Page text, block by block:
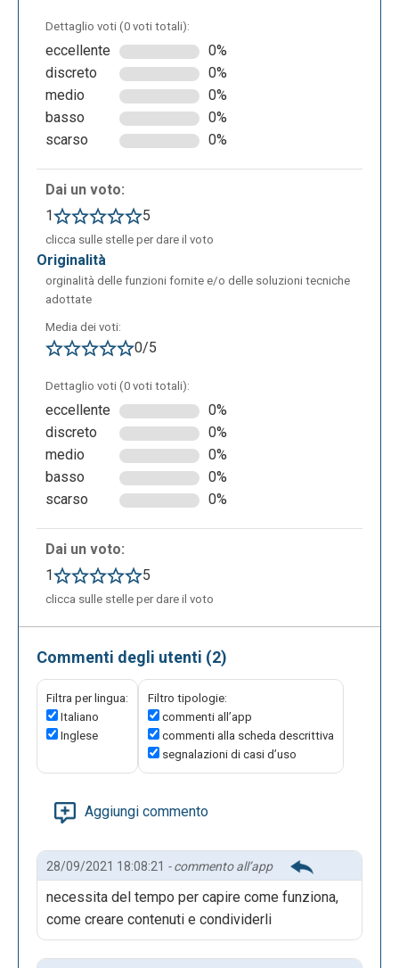
Dettaglio voti (0 voti totali):
eccellente
0%
discreto
0%
medio
0%
basso
0%
scarso
0%
Dai un voto:
1
5
clicca sulle stelle per dare il voto
originalità
orginalità delle funzioni fornite e/o delle soluzioni tecniche
adottate
Media dei voti:
0/5
Dettaglio voti (0 voti totali):
eccellente
0%
discreto
0%
medio
0%
basso
0%
scarso
0%
Dai un voto:
1
5
clicca sulle stelle per dare il voto
Commenti degli utenti (2)
Filtra per lingua:
Italiano
Inglese
Filtro tipologie:
commenti all’app
commenti alla scheda descrittiva
segnalazioni di casi d’uso
Aggiungi commento
28/09/2021 18:08:21 - commento all’app
necessita del tempo per capire come funziona,
come creare contenuti e condividerli